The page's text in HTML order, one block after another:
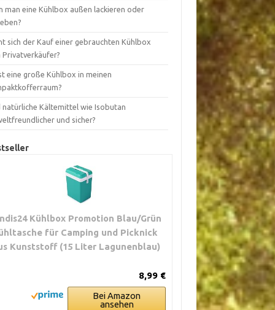
man eine Kühlbox außen lackieren oder
sich der Kauf einer gebrauchten Kühlbox
Privatverkäufer?
eine große Kühlbox in meinen
natürliche Kältemittel wie Isobutan
und sicher?
Kühlbox Promotion Blau/Grün
für Camping und Picknick
Kunststoff (15 Liter Lagunenblau)
8,99 €
Bei Amazon
ansehen